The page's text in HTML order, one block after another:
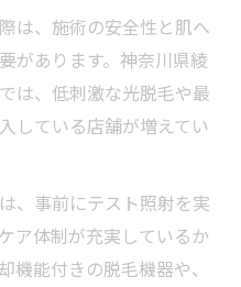
は、施術の安全性と肌へ
があります。神奈川県綾
は、低刺激な光脱毛や最
している店舗が増えてい
、事前にテスト照射を実
ア体制が充実しているか
機能付きの脱毛機器や、